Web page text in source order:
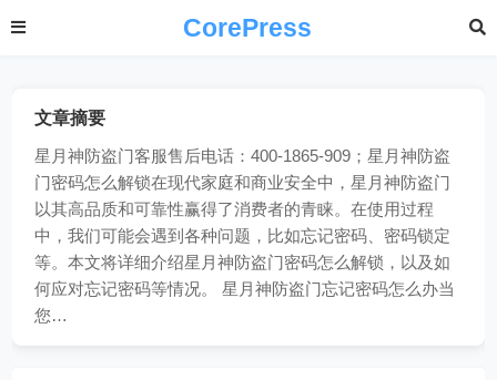
CorePress
文章摘要
星月神防盗门客服售后电话：400-1865-909；星月神防盗
门密码怎么解锁在现代家庭和商业安全中，星月神防盗门
以其高品质和可靠性赢得了消费者的青睐。在使用过程
中，我们可能会遇到各种问题，比如忘记密码、密码锁定
等。本文将详细介绍星月神防盗门密码怎么解锁，以及如
何应对忘记密码等情况。 星月神防盗门忘记密码怎么办当
您…